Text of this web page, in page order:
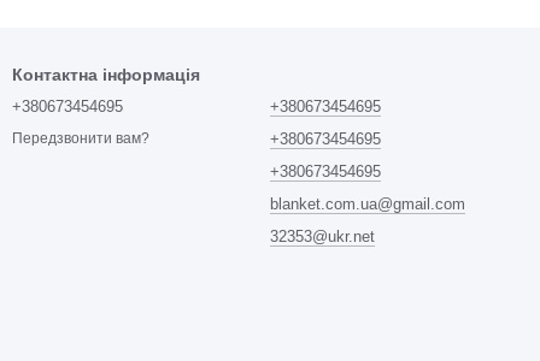
Контактна інформація
+380673454695
Передзвонити вам?
+380673454695
+380673454695
+380673454695
blanket.com.ua@gmail.com
32353@ukr.net